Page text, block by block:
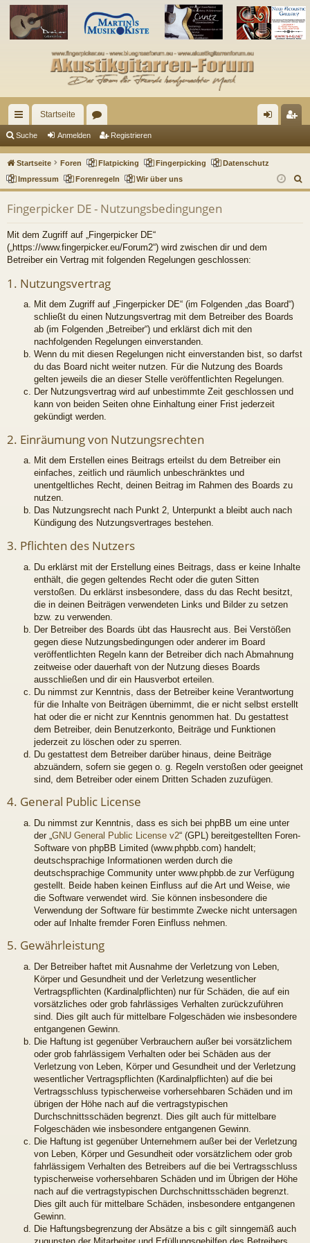
ch
ne
llz
Startseite
en m ist
rie
Suche Anmelden Registrieren
Startseite Foren Flatpicking Fingerpicking
Datenschutz
Impressum
Forenregeln Wir über uns
u
Fingerpicker DE - Nutzungsbedingungen
Mit dem Zugriff auf „Fingerpicker DE“
(„https://www.fingerpicker.eu/Forum2“) wird zwischen dir und dem
Betreiber ein Vertrag mit folgenden Regelungen geschlossen:
1. Nutzungsvertrag
Mit dem Zugriff auf „Fingerpicker DE“ (im Folgenden „das Board“)
schließt du einen Nutzungsvertrag mit dem Betreiber des Boards
ab (im Folgenden „Betreiber“) und erklärst dich mit den
nachfolgenden Regelungen einverstanden.
Wenn du mit diesen Regelungen nicht einverstanden bist, so darfst
du das Board nicht weiter nutzen. Für die Nutzung des Boards
gelten jeweils die an dieser Stelle veröffentlichten Regelungen.
Der Nutzungsvertrag wird auf unbestimmte Zeit geschlossen und
kann von beiden Seiten ohne Einhaltung einer Frist jederzeit
gekündigt werden.
2. Einräumung von Nutzungsrechten
Mit dem Erstellen eines Beitrags erteilst du dem Betreiber ein
einfaches, zeitlich und räumlich unbeschränktes und
unentgeltliches Recht, deinen Beitrag im Rahmen des Boards zu
nutzen.
Das Nutzungsrecht nach Punkt 2, Unterpunkt a bleibt auch nach
Kündigung des Nutzungsvertrages bestehen.
3. Pflichten des Nutzers
Du erklärst mit der Erstellung eines Beitrags, dass er keine Inhalte
enthält, die gegen geltendes Recht oder die guten Sitten
verstoßen. Du erklärst insbesondere, dass du das Recht besitzt,
die in deinen Beiträgen verwendeten Links und Bilder zu setzen
bzw. zu verwenden.
Der Betreiber des Boards übt das Hausrecht aus. Bei Verstößen
gegen diese Nutzungsbedingungen oder anderer im Board
veröffentlichten Regeln kann der Betreiber dich nach Abmahnung
zeitweise oder dauerhaft von der Nutzung dieses Boards
ausschließen und dir ein Hausverbot erteilen.
Du nimmst zur Kenntnis, dass der Betreiber keine Verantwortung
für die Inhalte von Beiträgen übernimmt, die er nicht selbst erstellt
hat oder die er nicht zur Kenntnis genommen hat. Du gestattest
dem Betreiber, dein Benutzerkonto, Beiträge und Funktionen
jederzeit zu löschen oder zu sperren.
Du gestattest dem Betreiber darüber hinaus, deine Beiträge
abzuändern, sofern sie gegen o. g. Regeln verstoßen oder geeignet
sind, dem Betreiber oder einem Dritten Schaden zuzufügen.
4. General Public License
Du nimmst zur Kenntnis, dass es sich bei phpBB um eine unter
der „ GNU General Public License v2“ (GPL) bereitgestellten Foren-
Software von phpBB Limited (www.phpbb.com) handelt;
deutschsprachige Informationen werden durch die
deutschsprachige Community unter www.phpbb.de zur Verfügung
gestellt. Beide haben keinen Einfluss auf die Art und Weise, wie
die Software verwendet wird. Sie können insbesondere die
Verwendung der Software für bestimmte Zwecke nicht untersagen
oder auf Inhalte fremder Foren Einfluss nehmen.
5. Gewährleistung
Der Betreiber haftet mit Ausnahme der Verletzung von Leben,
Körper und Gesundheit und der Verletzung wesentlicher
Vertragspflichten (Kardinalpflichten) nur für Schäden, die auf ein
vorsätzliches oder grob fahrlässiges Verhalten zurückzuführen
sind. Dies gilt auch für mittelbare Folgeschäden wie insbesondere
entgangenen Gewinn.
Die Haftung ist gegenüber Verbrauchern außer bei vorsätzlichem
oder grob fahrlässigem Verhalten oder bei Schäden aus der
Verletzung von Leben, Körper und Gesundheit und der Verletzung
wesentlicher Vertragspflichten (Kardinalpflichten) auf die bei
Vertragsschluss typischerweise vorhersehbaren Schäden und im
übrigen der Höhe nach auf die vertragstypischen
Durchschnittsschäden begrenzt. Dies gilt auch für mittelbare
Folgeschäden wie insbesondere entgangenen Gewinn.
Die Haftung ist gegenüber Unternehmern außer bei der Verletzung
von Leben, Körper und Gesundheit oder vorsätzlichem oder grob
fahrlässigem Verhalten des Betreibers auf die bei Vertragsschluss
typischerweise vorhersehbaren Schäden und im Übrigen der Höhe
nach auf die vertragstypischen Durchschnittsschäden begrenzt.
Dies gilt auch für mittelbare Schäden, insbesondere entgangenen
Gewinn.
Die Haftungsbegrenzung der Absätze a bis c gilt sinngemäß auch